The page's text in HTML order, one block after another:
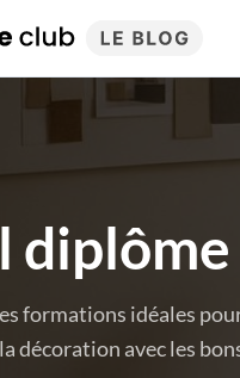
formations idéales
décoration avec les